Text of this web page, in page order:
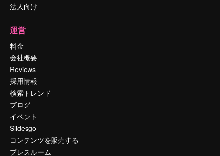
法人向け
運営
料金
会社概要
Reviews
採用情報
検索トレンド
ブログ
イベント
Slidesgo
コンテンツを販売する
プレスルーム